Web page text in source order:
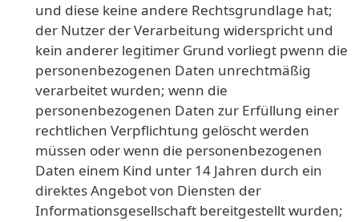
und diese keine andere Rechtsgrundlage hat;
der Nutzer der Verarbeitung widerspricht und
kein anderer legitimer Grund vorliegt pwenn die
personenbezogenen Daten unrechtmäßig
verarbeitet wurden; wenn die
personenbezogenen Daten zur Erfüllung einer
rechtlichen Verpflichtung gelöscht werden
müssen oder wenn die personenbezogenen
Daten einem Kind unter 14 Jahren durch ein
direktes Angebot von Diensten der
Informationsgesellschaft bereitgestellt wurden;